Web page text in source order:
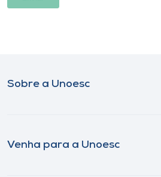
Sobre a Unoesc
Venha para a Unoesc